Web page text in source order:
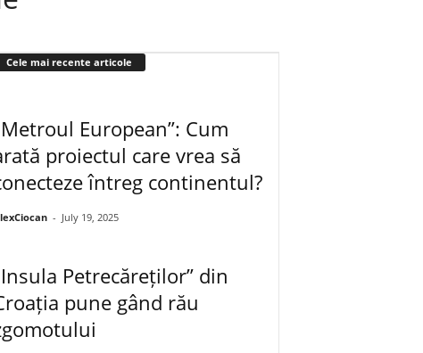
Cele mai recente articole
European”: Cum
proiectul care vrea să
întreg continentul?
- July 19, 2025
Petrecăreților” din
pune gând rău